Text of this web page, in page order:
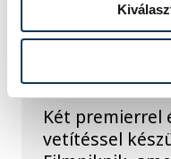
Két premierrel
vetítéssel